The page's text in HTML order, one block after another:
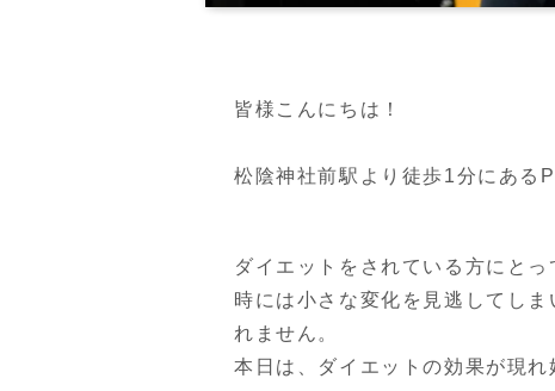
皆様こんにちは！
松陰神社前駅より徒歩1分にあ
ダイエットをされている方にと
時には小さな変化を見逃してし
れません。
本日は、ダイエットの効果が現